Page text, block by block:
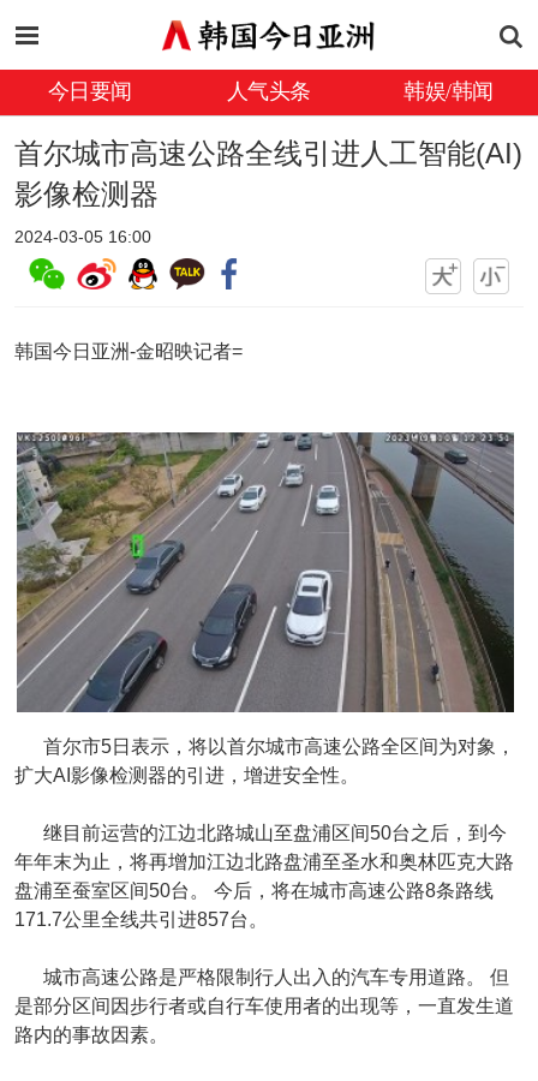
今日要闻 人气头条 韩娱/韩闻
首尔城市高速公路全线引进人工智能(AI)
影像检测器
2024-03-05 16:00
韩国今日亚洲-金昭映记者=
首尔市5日表示，将以首尔城市高速公路全区间为对象，
扩大AI影像检测器的引进，增进安全性。
继目前运营的江边北路城山至盘浦区间50台之后，到今
年年末为止，将再增加江边北路盘浦至圣水和奥林匹克大路
盘浦至蚕室区间50台。 今后，将在城市高速公路8条路线
171.7公里全线共引进857台。
城市高速公路是严格限制行人出入的汽车专用道路。 但
是部分区间因步行者或自行车使用者的出现等，一直发生道
路内的事故因素。